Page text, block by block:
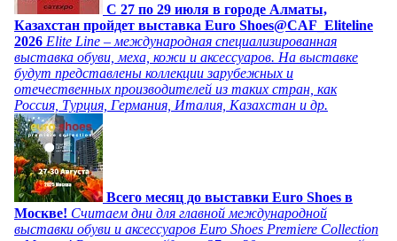
C 27 по 29 июля в городе Алматы,
Казахстан пройдет выставка Euro Shoes@CAF_Eliteline
2026 Elite Line – международная специализированная
выставка обуви, меха, кожи и аксессуаров. На выставке
будут представлены коллекции зарубежных и
отечественных производителей из таких стран, как
Россия, Турция, Германия, Италия, Казахстан и др.
Всего месяц до выставки Euro Shoes в
Москве! Считаем дни для главной международной
выставки обуви и аксессуаров Euro Shoes Premiere Collection